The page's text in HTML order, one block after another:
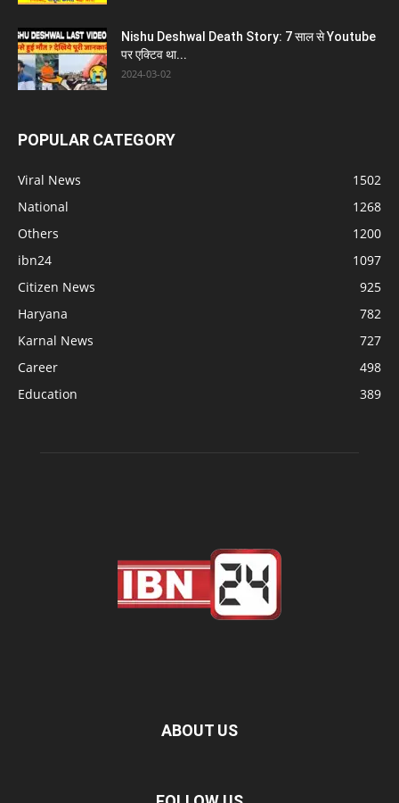
Nishu Deshwal Death Story: 7 साल से Youtube
पर एक्टिव था...
2024-03-02
POPULAR CATEGORY
Viral News
1502
National
1268
Others
1200
ibn24
1097
Citizen News
925
Haryana
782
Karnal News
727
Career
498
Education
389
ABOUT US